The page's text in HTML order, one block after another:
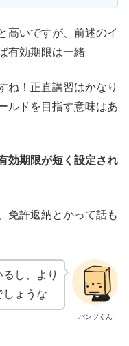
高いですが、前述のイ
有効期限は一緒
ね！正直講習はかなり
ルドを目指す意味はあ
効期限が短く設定され
免許返納とかって話も
パンツくん
し、より
しょうな